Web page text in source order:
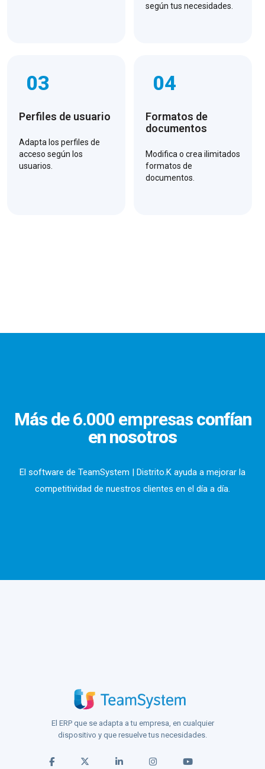
según tus necesidades.
03
Perfiles de usuario
Adapta los perfiles de
acceso según los
usuarios.
04
Formatos de
documentos
Modifica o crea ilimitados
formatos de
documentos.
Más de6.000 empresasconfían
en nosotros
El software de TeamSystem | Distrito.K ayuda a mejorar la
competitividad de nuestros clientes en el día a día.
El ERP que se adapta a tu empresa, en cualquier
dispositivo y que resuelve tus necesidades.